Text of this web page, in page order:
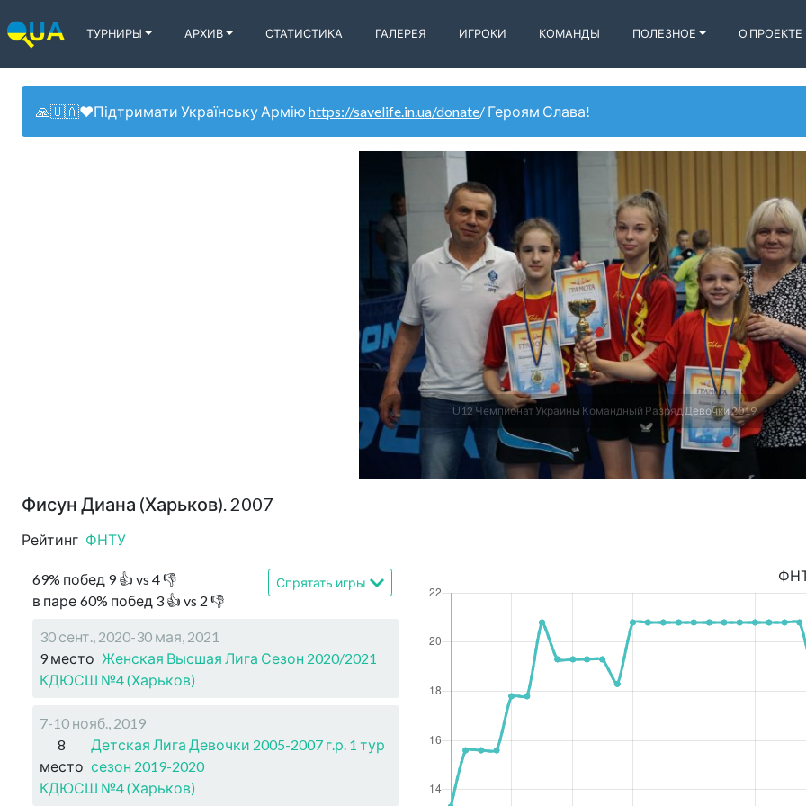
ТУРНИРЫ АРХИВ СТАТИСТИКА ГАЛЕРЕЯ ИГРОКИ КОМАНДЫ ПОЛЕЗНОЕ О ПРОЕКТЕ
🙏🇺🇦❤️Підтримати Українську Армію https://savelife.in.ua/donate/ Героям Слава!
U12 Чемпионат Украины Командный Разряд Девочки 2019
Фисун Диана (Харьков). 2007
Рейтинг ФНТУ
69% побед 9👍 vs 4👎
в паре 60% побед 3 👍 vs 2 👎
Спрятать игры
30 сент., 2020-30 мая, 2021
9 место Женская Высшая Лига Сезон 2020/2021
КДЮСШ №4 (Харьков)
7-10 нояб., 2019
8
место
Детская Лига Девочки 2005-2007 г.р. 1 тур
сезон 2019-2020
КДЮСШ №4 (Харьков)